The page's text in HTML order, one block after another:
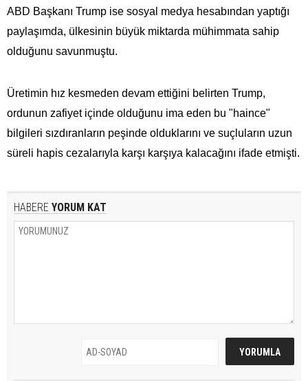
ABD Başkanı Trump ise sosyal medya hesabından yaptığı
paylaşımda, ülkesinin büyük miktarda mühimmata​​​​​​​ sahip
olduğunu savunmuştu.
Üretimin hız kesmeden devam ettiğini belirten Trump,
ordunun zafiyet içinde olduğunu ima eden bu "haince"
bilgileri sızdıranların peşinde olduklarını ve suçluların uzun
süreli hapis cezalarıyla karşı karşıya kalacağını ifade etmişti.
HABERE YORUM KAT